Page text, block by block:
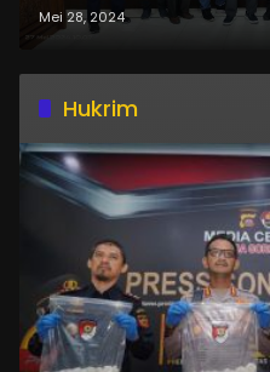
Mei 28, 2024
Hukrim